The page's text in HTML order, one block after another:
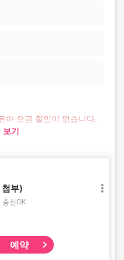
아 요금 할인이 없습니다.
택하여 예약해 주시기 바
내, 무게 10kg 이내의
를 넘는 수하물은 버스
하므로 사전에 직접 발송
물건, 깨지기 쉬운 물건,
도 보관이 거절되므로 주
보기
부)
충전OK
예약